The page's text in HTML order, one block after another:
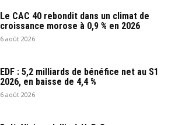
Le CAC 40 rebondit dans un climat de
croissance morose à 0,9 % en 2026
6 août 2026
EDF : 5,2 milliards de bénéfice net au S1
2026, en baisse de 4,4 %
6 août 2026